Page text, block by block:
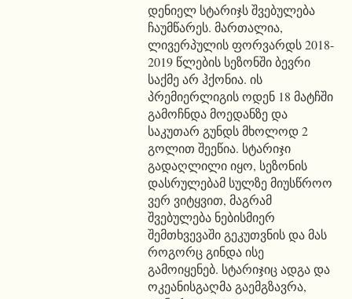
დენიელ სტარიჯს შვებულება
ჩაუმწარეს. მართალია,
ლივერპულის ფორვარდს 2018-
2019 წლების სეზონში ბევრი
საქმე არ ჰქონია. ის
პრემიერლიგის ოდენ 18 მატჩში
გამოჩნდა მოედანზე და
საკუთარ გუნდს მხოლოდ 2
გოლით შეეწია. სტარიჯი
გადაღლილი იყო, სეზონის
დასრულებამ სულზე მიუსწროო
ვერ ვიტყვით, მაგრამ
შვებულება ნებისმიერ
შემთხვევაში გეკუთვნის და მას
როგორც გინდა ისე
გამოიყენებ. სტარიჯიც ადგა და
ოკეანისგაღმა გაემგზავრა,